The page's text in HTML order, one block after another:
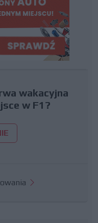
wakacyjna
w F1?